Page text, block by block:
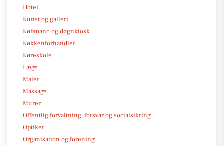
Hotel
Kunst og galleri
Købmand og døgnkiosk
Køkkenforhandler
Køreskole
Læge
Maler
Massage
Murer
Offentlig forvaltning, forsvar og socialsikring
Optiker
Organisation og forening